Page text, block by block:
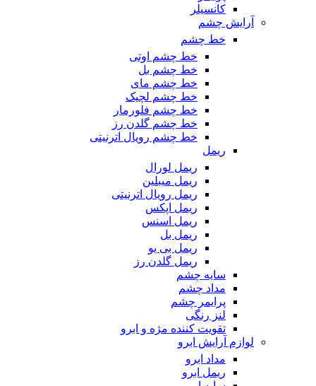
کانسیلر
آرایش چشم
خط چشم
خط چشم اوتی
خط چشم بل
خط چشم مای
خط چشم لچیک
خط چشم فلورمار
خط چشم گلدن رز
خط چشم رویال اترنیتی
ریمل
ریمل لورال
ریمل میبلین
ریمل رویال اترنیتی
ریمل اپکس
ریمل اسنس
ریمل بل
ریمل بی یو
ریمل گلدن رز
سایه چشم
مداد چشم
پرایمر چشم
لنز رنگی
تقویت کننده مژه و ابرو
لوازم آرایش ابرو
مداد ابرو
ریمل ابرو